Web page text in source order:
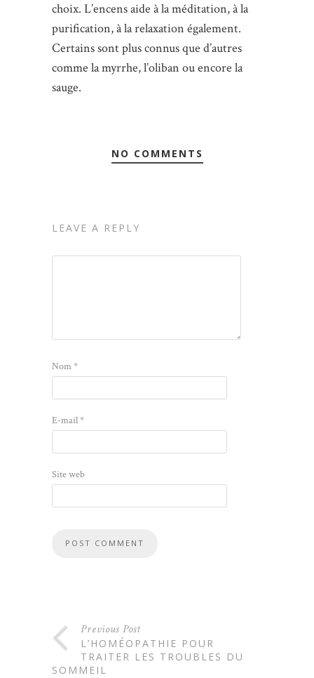
choix. L’encens aide à la méditation, à la
purification, à la relaxation également.
Certains sont plus connus que d’autres
comme la myrrhe, l’oliban ou encore la
sauge.
NO COMMENTS
LEAVE A REPLY
Nom*
E-mail*
Site web
Previous Post
L’HOMÉOPATHIE POUR
TRAITER LES TROUBLES DU
SOMMEIL